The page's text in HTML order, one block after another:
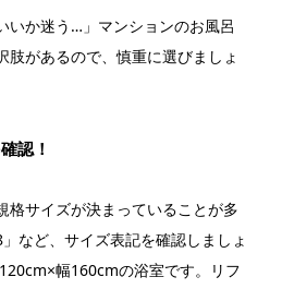
いか迷う…」マンションのお風呂
肢があるので、慎重に選びましょ
認！
格サイズが決まっていることが多
など、サイズ表記を確認しましょ
幅160cmの浴室です。リフ